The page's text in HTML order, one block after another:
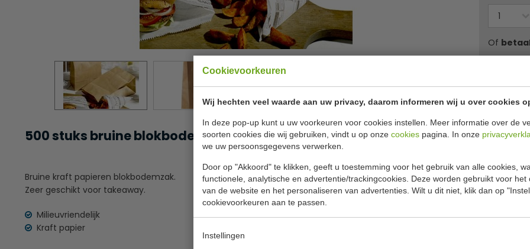
Cookievoorkeuren
Wij hechten veel waarde aan uw privacy, daarom informeren wij u over cookies
In deze pop-up kunt u uw voorkeuren voor cookies instellen. Meer informatie over de
soorten cookies die wij gebruiken, vindt u op onze cookies pagina. In onze
we uw persoonsgegevens verwerken.
Door op "Akkoord" te klikken, geeft u toestemming voor het gebruik van alle cookies,
functionele, analytische en advertentie/trackingcookies. Deze worden gebruikt voor het
van de website en het personaliseren van advertenties. Wilt u dit niet, klik dan op
cookievoorkeuren aan te passen.
Instellingen
Of
✔ Gratis
500 stuks bruine blokbodemzak maten 36 x 22 x 11 cm
Bruine kraft papieren blokbodemzak.
Zeer geschikt voor takeaway.
Milieuvriendelijk
Kraft papier
Model
Breedte x